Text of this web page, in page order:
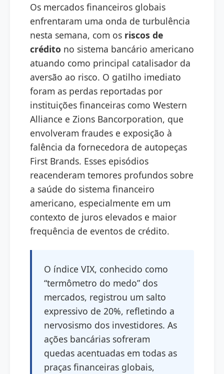
Os mercados financeiros globais
enfrentaram uma onda de turbulência
nesta semana, com os riscos de
crédito no sistema bancário americano
atuando como principal catalisador da
aversão ao risco. O gatilho imediato
foram as perdas reportadas por
instituições financeiras como Western
Alliance e Zions Bancorporation, que
envolveram fraudes e exposição à
falência da fornecedora de autopeças
First Brands. Esses episódios
reacenderam temores profundos sobre
a saúde do sistema financeiro
americano, especialmente em um
contexto de juros elevados e maior
frequência de eventos de crédito.
O índice VIX, conhecido como
“termômetro do medo” dos
mercados, registrou um salto
expressivo de 20%, refletindo a
nervosismo dos investidores. As
ações bancárias sofreram
quedas acentuadas em todas as
praças financeiras globais,